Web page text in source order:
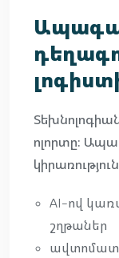
Ապագա
ոլորտը։
AI-ով
շղթաներ